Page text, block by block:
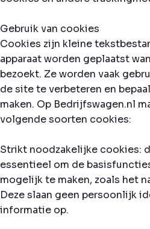
Gebruik van cookies
Cookies zijn kleine
apparaat worden geplaatst
bezoekt. Ze worden vaak
de site te verbeteren en
maken. Op Bedrijfswagen.nl
volgende soorten cookies:
Strikt noodzakelijke cookies:
essentieel om de
mogelijk te maken, zoals het
Deze slaan geen persoonlijk
informatie op.